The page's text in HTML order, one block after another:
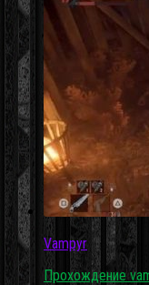
Vampyr
Прохождение